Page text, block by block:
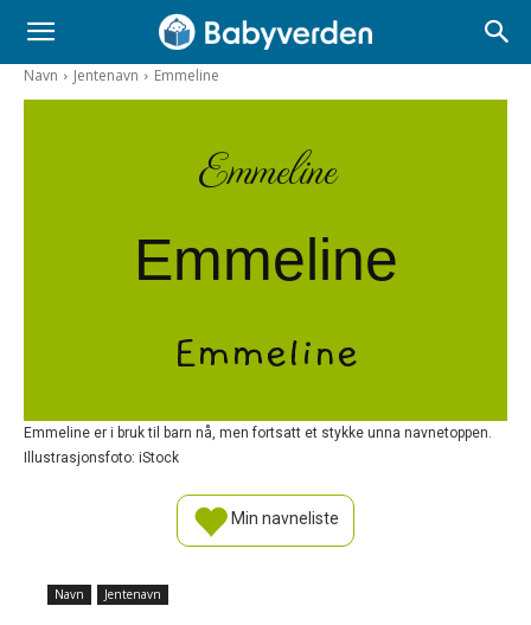
Navn Jentenavn Emmeline
Emmeline
Emmeline
Emmeline
Emmeline er i bruk til barn nå, men fortsatt et stykke unna navnetoppen.
Illustrasjonsfoto: iStock
Min navneliste
Navn Jentenavn